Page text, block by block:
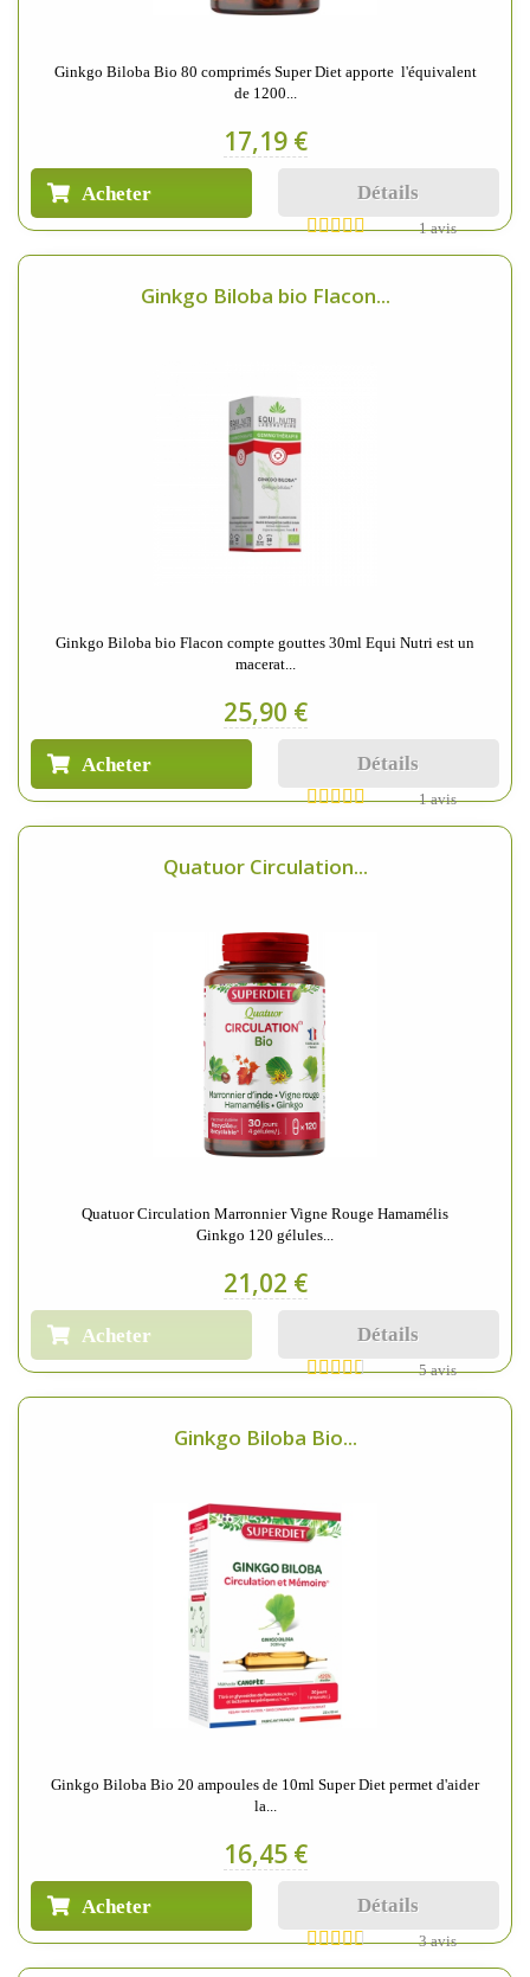
Ginkgo Biloba Bio 80 comprimés Super Diet apporte l'équivalent
de 1200...
17,19 €
Acheter Détails
1 avis
Ginkgo Biloba bio Flacon...
Ginkgo Biloba bio Flacon compte gouttes 30ml Equi Nutri est un
macerat...
25,90 €
Acheter Détails
1 avis
Quatuor Circulation...
Quatuor Circulation Marronnier Vigne Rouge Hamamélis
Ginkgo 120 gélules...
21,02 €
Acheter Détails
5 avis
Ginkgo Biloba Bio...
Ginkgo Biloba Bio 20 ampoules de 10ml Super Diet permet d'aider
la...
16,45 €
Acheter Détails
3 avis